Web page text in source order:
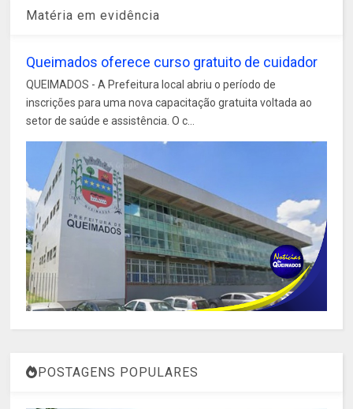
Matéria em evidência
Queimados oferece curso gratuito de cuidador
QUEIMADOS - A Prefeitura local abriu o período de
inscrições para uma nova capacitação gratuita voltada ao
setor de saúde e assistência. O c...
POSTAGENS POPULARES